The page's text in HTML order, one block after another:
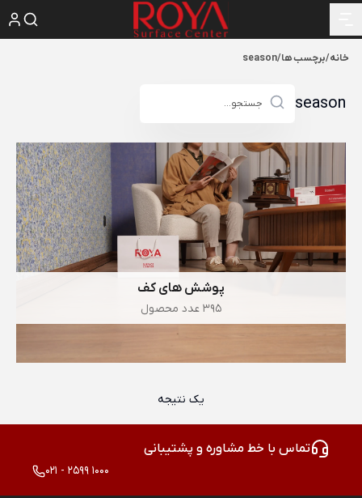
خانه/برچسب ها/
season
season
پوشش های کف
395 عدد محصول
یک نتیجه
تماس با خط مشاوره و پشتیبانی
021 - 2599 1000